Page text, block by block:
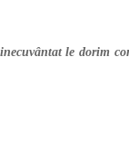
ledorim